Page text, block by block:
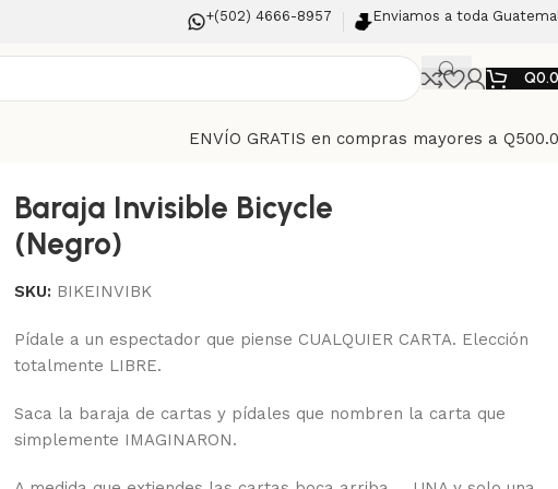
+(502) 4666-8957 Enviamos a toda
Q
ENVÍO GRATIS en compras mayores a
Baraja Invisible Bicycle
(Negro)
SKU: BIKEINVIBK
Pídale a un espectador que piense CUALQUIER CARTA. Elección
totalmente LIBRE.
Saca la baraja de cartas y pídales que nombren la carta que
simplemente IMAGINARON.